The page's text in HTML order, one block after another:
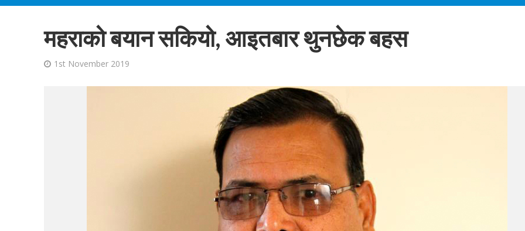
महराको बयान सकियो, आइतबार थुनछेक बहस
1st November 2019